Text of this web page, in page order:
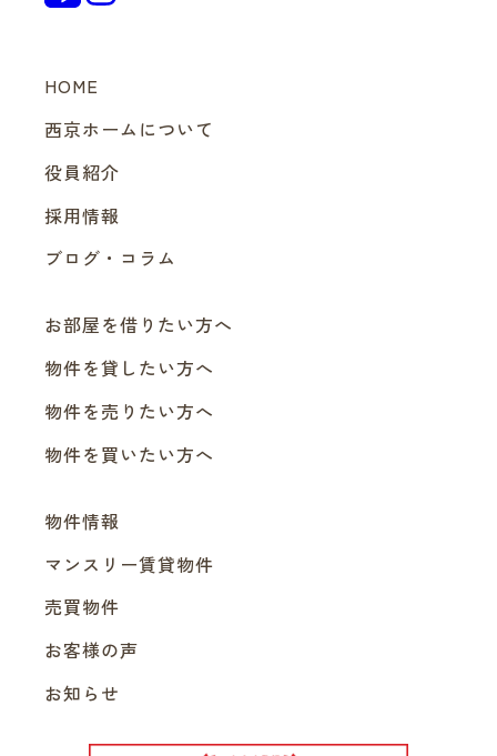
HOME
西京ホームについて
役員紹介
採用情報
ブログ・コラム
お部屋を借りたい方へ
物件を貸したい方へ
物件を売りたい方へ
物件を買いたい方へ
物件情報
マンスリー賃貸物件
売買物件
お客様の声
お知らせ